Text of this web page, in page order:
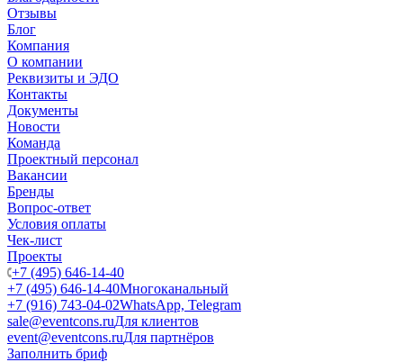
Отзывы
Блог
Компания
О компании
Реквизиты и ЭДО
Контакты
Документы
Новости
Команда
Проектный персонал
Вакансии
Бренды
Вопрос-ответ
Условия оплаты
Чек-лист
Проекты
+7 (495) 646-14-40
+7 (495) 646-14-40Многоканальный
+7 (916) 743-04-02WhatsApp, Telegram
sale@eventcons.ruДля клиентов
event@eventcons.ruДля партнёров
Заполнить бриф